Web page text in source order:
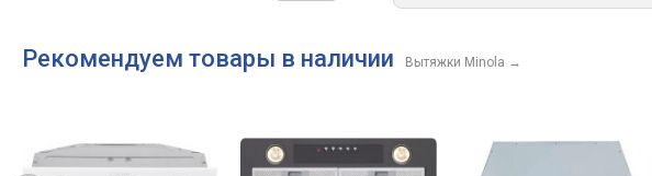
Рекомендуем товары в наличии Вытяжки Minola →